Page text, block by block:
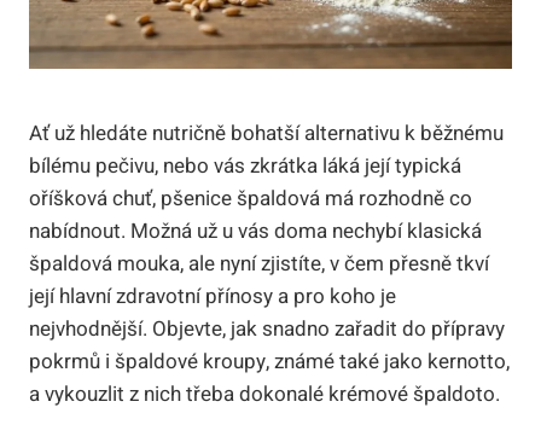
Ať už hledáte nutričně bohatší alternativu k běžnému
bílému pečivu, nebo vás zkrátka láká její typická
oříšková chuť, pšenice špaldová má rozhodně co
nabídnout. Možná už u vás doma nechybí klasická
špaldová mouka, ale nyní zjistíte, v čem přesně tkví
její hlavní zdravotní přínosy a pro koho je
nejvhodnější. Objevte, jak snadno zařadit do přípravy
pokrmů i špaldové kroupy, známé také jako kernotto,
a vykouzlit z nich třeba dokonalé krémové špaldoto.